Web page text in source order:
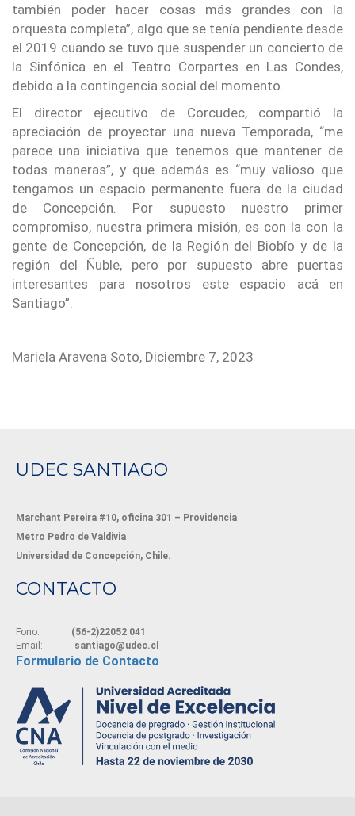
también poder hacer cosas más grandes con la
orquesta completa”, algo que se tenía pendiente desde
el 2019 cuando se tuvo que suspender un concierto de
la Sinfónica en el Teatro Corpartes en Las Condes,
debido a la contingencia social del momento.
El director ejecutivo de Corcudec, compartió la
apreciación de proyectar una nueva Temporada, “me
parece una iniciativa que tenemos que mantener de
todas maneras”, y que además es “muy valioso que
tengamos un espacio permanente fuera de la ciudad
de Concepción. Por supuesto nuestro primer
compromiso, nuestra primera misión, es con la con la
gente de Concepción, de la Región del Biobío y de la
región del Ñuble, pero por supuesto abre puertas
interesantes para nosotros este espacio acá en
Santiago”.
Mariela Aravena Soto, Diciembre 7, 2023
UDEC SANTIAGO
Marchant Pereira #10, oficina 301 – Providencia
Metro Pedro de Valdivia
Universidad de Concepción, Chile.
CONTACTO
Fono:
(56-2)22052 041
Email:
santiago@udec.cl
Formulario de Contacto